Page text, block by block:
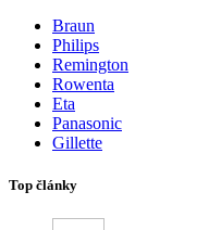
Braun
Philips
Remington
Rowenta
Eta
Panasonic
Gillette
Top články